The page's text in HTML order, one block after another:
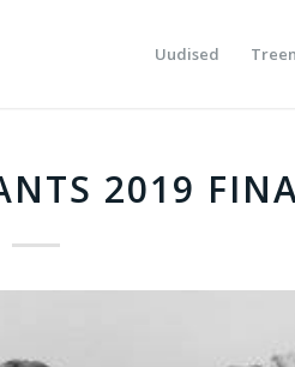
Uudised
2019